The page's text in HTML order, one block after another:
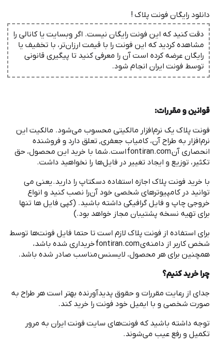
دانلود رایگان فونت پلاک !
دقت کنید که این فونت رایگان نیست. اگر وبسایت یا کانالی را
مشاهده کردید که این فونت را با قیمت ارزان‌تر، با تخفیف یا
رایگان عرضه کرده است آن را معرفی کنید تا پیگیری قانونی
توسط فونت ‌ایران انجام شود.
قوانین و مقررات:
‌فونت پلاک یک نرمافزار مالکیتی محسوب میشود. مالکیت این
نرمافزار به طراح آن، کامیاب جعفری, تعلق دارد و فروشنده
انحصاری آنfontiran.comاست.شما با خرید این محصول، حق
تکثیر، توزیع و ایجاد تغییر در فایلها را نخواهید داشت.
با خرید ‌فونت پلاک اجازه استفاده دسکتاپ را دارید.یعنی می
توانید در کامپیوترهای شخصی خود آنرا نصب کنید و انواع
خروجی چاپ و فایل گرافیکی داشته باشید. (کپی فایل ها تنها
برای تهیه نسخه پشتیبان مجاز خواهد بود.)
برای استفاده از ‌فونت پلاک لازم است تا حتما فایل فونتها توسط
شخص کاربر از دامنهیfontiran.comخریداری شده باشد،
همچنین برای هر محصول، لایسنس مناسب صادر شده باشد.
چرا خرید کنیم؟
جدای از رعایت مقررات و حقوق پدیدآورنده بهتر است هر طراح به
صورت شخصی و با ایمیل خود فونت را خرید کند.
توجه داشته باشید که فونتهای سایت فونت ایران به مرور
تکمیل و رفع عیب میشوند.